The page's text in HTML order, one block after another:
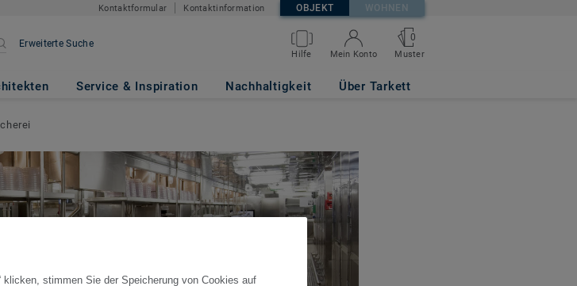
Kontaktformular Kontaktinformation OBJEKT WOHNEN
Erweiterte Suche
Hilfe Mein Konto
0
Muster
Service & Inspiration Nachhaltigkeit Über Tarkett
klicken, stimmen Sie der Speicherung von Cookies auf